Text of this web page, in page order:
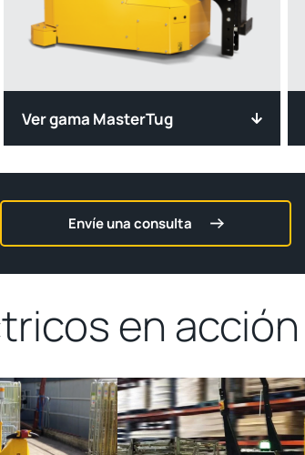
Ver gama MasterTug
Envíe una consulta
en acción